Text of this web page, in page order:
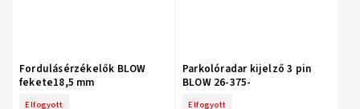
Fordulásérzékelők BLOW
fekete18,5 mm
Elfogyott
Parkolóradar kijelző 3 pin
BLOW 26-375-
Elfogyott